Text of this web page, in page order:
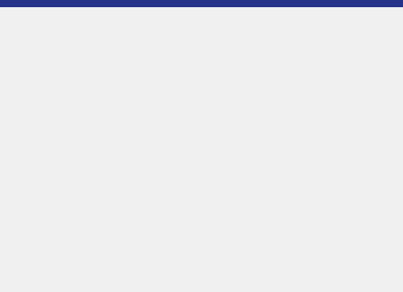
SAC